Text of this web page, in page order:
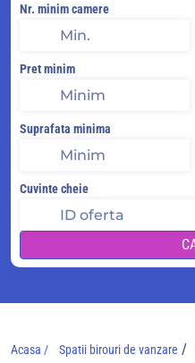
Nr. minim camere
Pret minim
Suprafata minima
Cuvinte cheie
Acasa / Spatii birouri de vanzare /